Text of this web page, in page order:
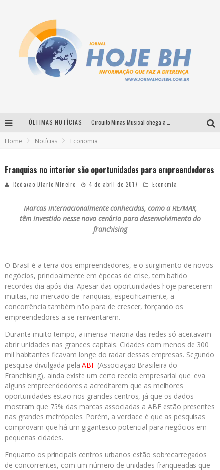
ÚLTIMAS NOTÍCIAS
Home Notícias Economia
Franquias no interior são oportunidades para empreendedores
Redacao Diario Mineiro 4 de abril de 2017 Economia
Marcas internacionalmente conhecidas, como a RE/MAX,
têm investido nesse novo cenário para desenvolvimento do
franchising
O Brasil é a terra dos empreendedores, e o surgimento de novos
negócios, principalmente em épocas de crise, tem batido
recordes dia após dia. Apesar das oportunidades hoje parecerem
muitas, no mercado de franquias, especificamente, a
concorrência também não para de crescer, forçando os
empreendedores a se reinventarem.
Durante muito tempo, a imensa maioria das redes só aceitavam
abrir unidades nas grandes capitais. Cidades com menos de 300
mil habitantes ficavam longe do radar dessas empresas. Segundo
pesquisa divulgada pela ABF (Associação Brasileira do
Franchising), ainda existe um certo receio empresarial que leva
alguns empreendedores a acreditarem que as melhores
oportunidades estão nos grandes centros, já que os dados
mostram que 75% das marcas associadas a ABF estão presentes
nas grandes metrópoles. Porém, a verdade é que as pesquisas
comprovam que há um gigantesco potencial para negócios em
pequenas cidades.
Enquanto os principais centros urbanos estão sobrecarregados
de concorrentes, com um número de unidades franqueadas que